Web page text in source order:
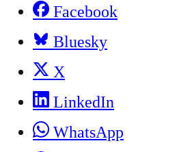
Facebook
Bluesky
X
LinkedIn
WhatsApp